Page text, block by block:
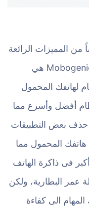
من المميزات الرائعة
التي يوفرها لك برنامج Mobogenie هي
لهاتفك المحمول
أفضل وأسرع مما
بعض التطبيقات
هاتفك المحمول مما
فى ذاكرة الهاتف
عمر البطارية، ولكن
الى كفاءة